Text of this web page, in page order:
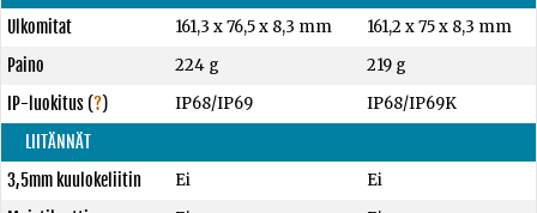
Ulkomitat
161,3 x 76,5 x 8,3 mm
161,2 x 75 x 8,3 mm
Paino
224 g
219 g
IP-luokitus(?) IP68/IP69
IP68/IP69K
LIITÄNNÄT
3,5mm kuulokeliitin
Ei
Ei